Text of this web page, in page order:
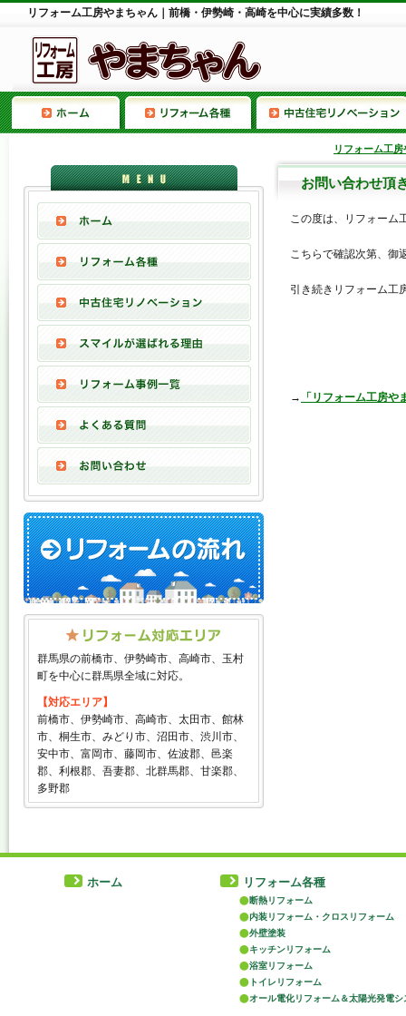
リフォーム工房やまちゃん｜前橋・伊勢崎・高崎を中心に実績多数！
リフォーム工
群馬県の前橋市、伊勢崎市、高崎市、玉村
町を中心に群馬県全域に対応。
【対応エリア】
前橋市、伊勢崎市、高崎市、太田市、館林
市、桐生市、みどり市、沼田市、渋川市、
安中市、富岡市、藤岡市、佐波郡、邑楽
郡、利根郡、吾妻郡、北群馬郡、甘楽郡、
多野郡
お問い合わせ頂
この度は、リフォーム
こちらで確認次第、御
引き続きリフォーム工
→ 「リフォーム工房
ホーム リフォーム各種
断熱リフォーム
内装リフォーム・クロスリフォーム
外壁塗装
キッチンリフォーム
浴室リフォーム
トイレリフォーム
オール電化リフォーム＆太陽光発電シ